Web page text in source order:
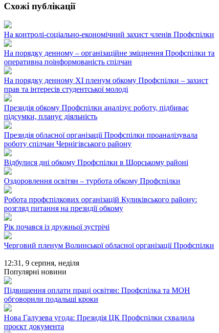
Схожі публікації
На контролі-соціально-економічний захист членів Профспілки
На порядку денному – організаційне зміцнення Профспілки та
оперативна поінформованість спілчан
На порядку денному ХІ пленум обкому Профспілки – захист
прав та інтересів студентської молоді
Президія обкому Профспілки аналізує роботу, підбиває
підсумки, планує діяльність
Президія обласної організації Профспілки проаналізувала
роботу спілчан Чернігівського району
Відбулися дні обкому Профспілки в Щорському районі
Оздоровлення освітян – турбота обкому Профспілки
Робота профспілкових організацій Куликівського району:
розгляд питання на президії обкому
Рік почався із дружньої зустрічі
Черговий пленум Волинської обласної організації Профспілки
12:31, 9 серпня, неділя
Популярні новини
Підвищення оплати праці освітян: Профспілка та МОН
обговорили подальші кроки
Нова Галузева угода: Президія ЦК Профспілки схвалила
проєкт документа